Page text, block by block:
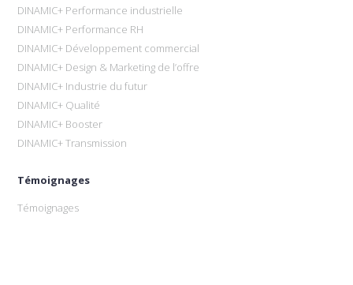
DINAMIC+ Performance industrielle
DINAMIC+ Performance RH
DINAMIC+ Développement commercial
DINAMIC+ Design & Marketing de l’offre
DINAMIC+ Industrie du futur
DINAMIC+ Qualité
DINAMIC+ Booster
DINAMIC+ Transmission
Témoignages
Témoignages